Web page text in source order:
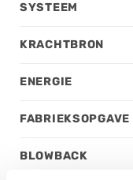
SYSTEEM
KRACHTBRON
ENERGIE
FABRIEKSOPGAVE
BLOWBACK